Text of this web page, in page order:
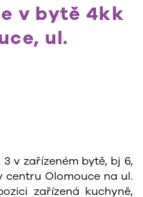
v bytě 4kk
ul.
v zařízeném bytě, bj 6,
centru Olomouce na ul.
zařízená kuchyně,